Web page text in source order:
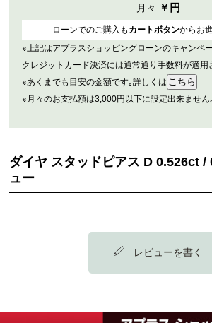
月々 ￥ 円
ローンでのご購入も カートボタンからお
※上記はアプラスショッピングローンのキャンペー
クレジットカード決済には通常通り手数料が適用
※あくまでも目安の金額です｡詳しくは
※月々のお支払額は3,000円以下に設定出来ません｡
ダイヤ スタッドピアス D 0.526ct /
ュー
レビューを書く